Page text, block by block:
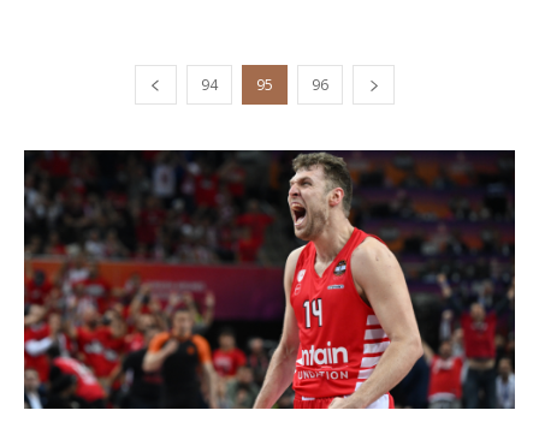
94 95 96